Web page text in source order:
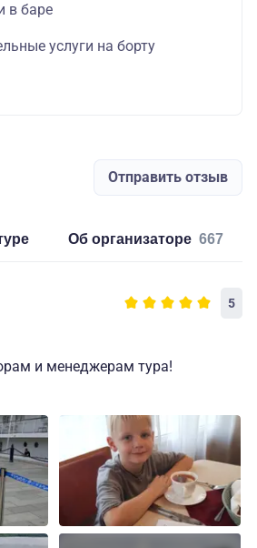
в баре
услуги на борту
Отправить отзыв
туре об организаторе 667
5
и менеджерам тура!